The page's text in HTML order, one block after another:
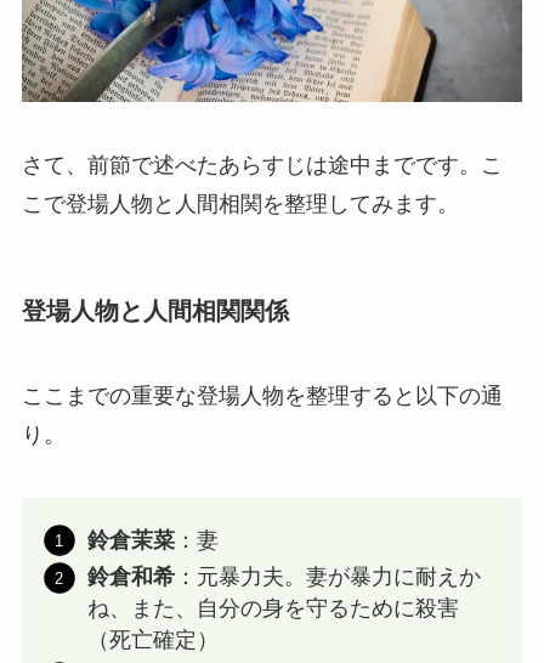
さて、前節で述べたあらすじは途中までです。こ
こで登場人物と人間相関を整理してみます。
登場人物と人間相関関係
ここまでの重要な登場人物を整理すると以下の通
り。
鈴倉茉菜：妻
鈴倉和希：元暴力夫。妻が暴力に耐えか
ね、また、自分の身を守るために殺害
（死亡確定）